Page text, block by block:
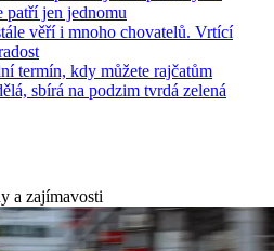
patří jen jednomu
věří i mnoho chovatelů. Vrtící
termín, kdy můžete rajčatům
sbírá na podzim tvrdá zelená
a zajímavosti